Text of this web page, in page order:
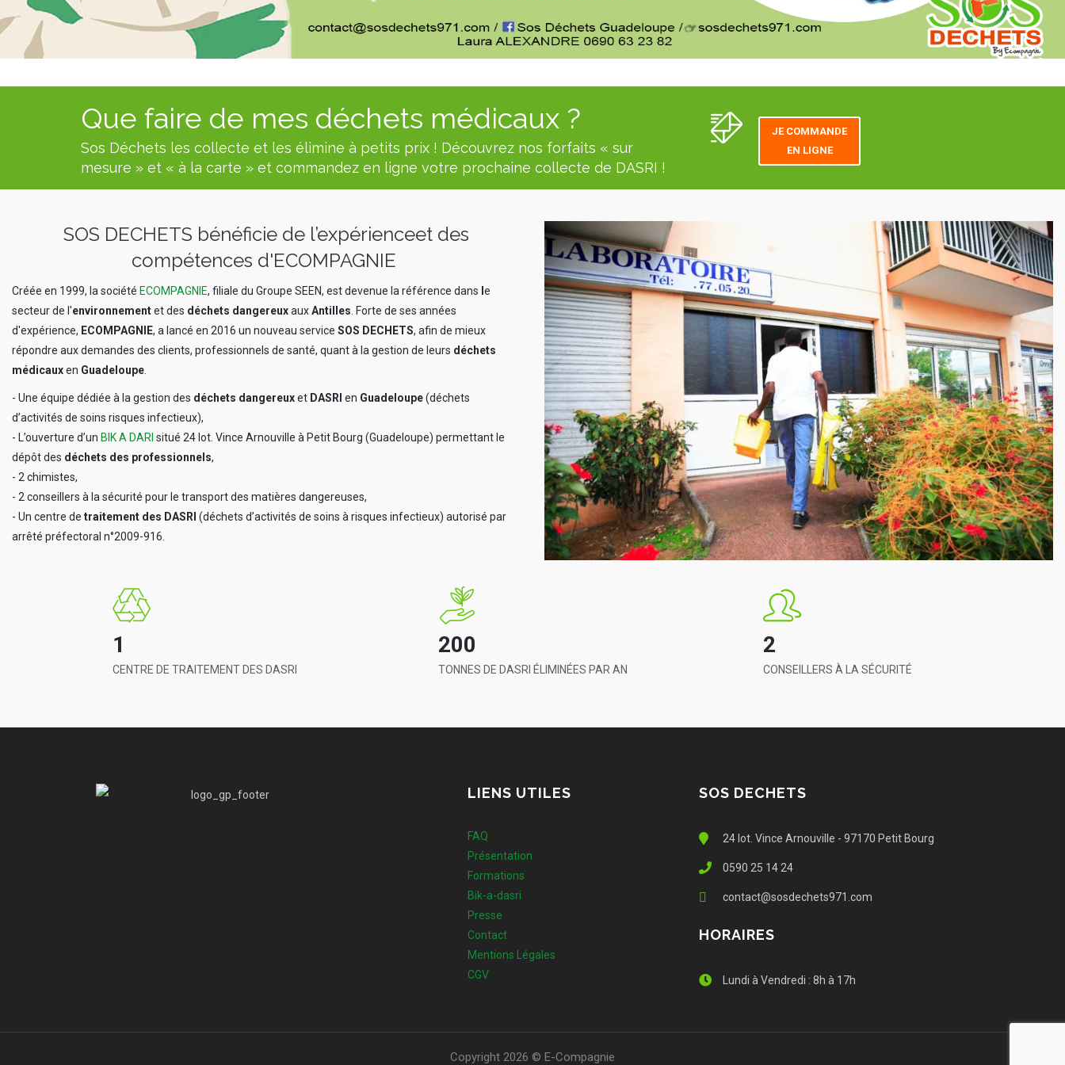
Que faire de mes déchets médicaux ?
Sos Déchets les collecte et les élimine à petits prix ! Découvrez nos forfaits « sur
mesure » et « à la carte » et commandez en ligne votre prochaine collecte de DASRI !
JE COMMANDE
EN LIGNE
SOS DECHETS bénéficie de l’expérienceet des
compétences d'ECOMPAGNIE
Créée en 1999, la société ECOMPAGNIE, filiale du Groupe SEEN, est devenue la référence dans e
secteur de l'environnementet des déchets dangereuxauxAntilles . Forte de ses années
d'expérience, ECOMPAGNIE, a lancé en 2016 un nouveau service SOS DECHETS, afin de mieux
répondre aux demandes des clients, professionnels de santé, quant à la gestion de leurs déchets
médicauxen Guadeloupe
- Une équipe dédiée à la gestion des déchets dangereuxet DASRI en Guadeloupe(déchets
d’activités de soins risques infectieux),
- L’ouverture d’un BIK A DARI situé 24 lot. Vince Arnouville à Petit Bourg (Guadeloupe) permettant le
dépôt des déchets des professionnels,
- 2 chimistes,
- 2 conseillers à la sécurité pour le transport des matières dangereuses,
- Un centre de traitement des DASRI (déchets d’activités de soins à risques infectieux) autorisé par
arrêté préfectoral n°2009-916.
1
CENTRE DE TRAITEMENT DES DASRI
200
TONNES DE DASRI ÉLIMINÉES PAR AN
2
CONSEILLERS À LA SÉCURITÉ
LIENS UTILES
FAQ
Présentation
Formations
Bik-a-dasri
Presse
Contact
Mentions Légales
CGV
SOS DECHETS
24 lot. Vince Arnouville - 97170 Petit Bourg
0590 25 14 24
contact@sosdechets971.com
HORAIRES
Lundi à Vendredi : 8h à 17h
Copyright 2026 © E-Compagnie